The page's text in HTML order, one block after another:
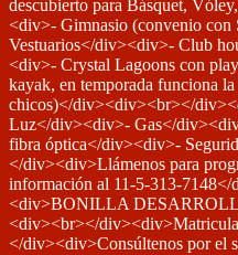
descubierto para Básquet,
<div>- Gimnasio (convenio
Vestuarios</div><div>- Club
<div>- Crystal Lagoons con
kayak, en temporada funciona
chicos)</div><div><br></
Luz</div><div>- Gas</
fibra óptica</div><div>-
</div><div>Llámenos para
información al 11-5-313-
<div>BONILLA
<div><br></
</div><div>Consúltenos por el